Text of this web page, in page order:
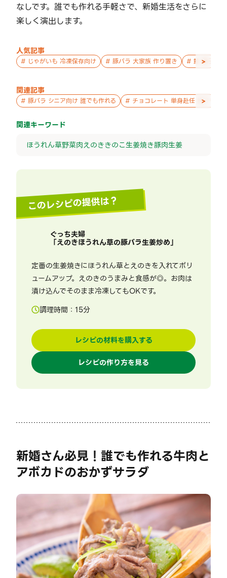
なしです。誰でも作れる手軽さで、新婚生活をさらに
楽しく演出します。
人気記事
# じゃがいも 冷凍保存向け # 豚バラ 大家族 作り置き # 鮭 親子 作
>
関連記事
# 豚バラ シニア向け 誰でも作れる # チョコレート 単身赴任 誰でも作
>
関連キーワード
ほうれん草野菜肉えのききのこ生姜焼き豚肉生姜
このレシピの提供は？
ぐっち夫婦
「えのきほうれん草の豚バラ生姜炒め」
定番の生姜焼きにほうれん草とえのきを入れてボリ
ュームアップ。えのきのうまみと食感が◎。お肉は
漬け込んでそのまま冷凍してもOKです。
調理時間： 15分
レシピの材料を購入する
レシピの作り方を見る
新婚さん必見！誰でも作れる牛肉と
アボカドのおかずサラダ